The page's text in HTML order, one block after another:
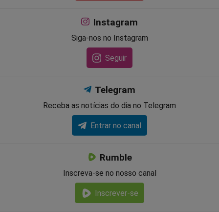
Instagram
Siga-nos no Instagram
Seguir
Telegram
Receba as notícias do dia no Telegram
Entrar no canal
Rumble
Inscreva-se no nosso canal
Inscrever-se